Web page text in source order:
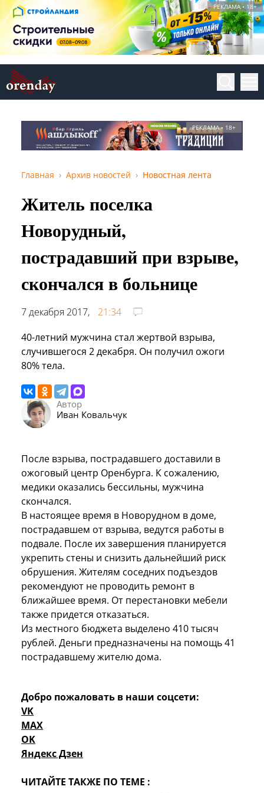
РЕКЛАМА • 18+
РЕКЛАМА • 18+
Главная Архив новостей Новостная лента
Житель поселка
Новорудный,
пострадавший при взрыве,
скончался в больнице
7 декабря 2017,
21:34
40-летний мужчина стал жертвой взрыва,
случившегося 2 декабря. Он получил ожоги
80% тела.
Автор
Иван Ковальчук
После взрыва, пострадавшего доставили в
ожоговый центр Оренбурга. К сожалению,
медики оказались бессильны, мужчина
скончался.
В настоящее время в Новорудном в доме,
пострадавшем от взрыва, ведутся работы в
подвале. После их завершения планируется
укрепить стены и снизить дальнейший риск
обрушения. Жителям соседних подъездов
рекомендуют не проводить ремонт в
ближайшее время. От перестановки мебели
также придется отказаться.
Из местного бюджета выделено 410 тысяч
рублей. Деньги предназначены на помощь 41
пострадавшему жителю дома.
Добро пожаловать в наши соцсети:
VK
MAX
OK
Яндекс Дзен
ЧИТАЙТЕ ТАКЖЕ ПО ТЕМЕ :